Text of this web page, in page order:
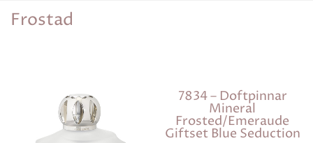
Frostad
7834 – Doftpinnar
Mineral
Frosted/Emeraude
Giftset Blue Seduction